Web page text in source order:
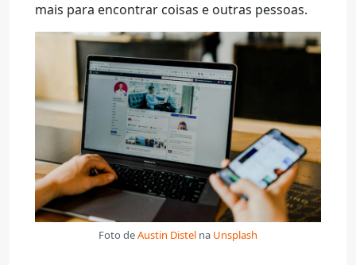
mais para encontrar coisas e outras pessoas.
Foto deAustin Distel na Unsplash